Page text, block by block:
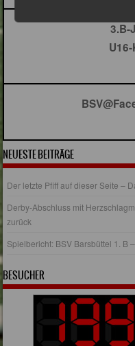
3.B-
NEUESTE BEITRÄGE
Der letzte Pfiff auf dieser Seite –
Derby-Abschluss mit
zurück
Spielbericht: BSV Barsbüttel 1. B
BESUCHER